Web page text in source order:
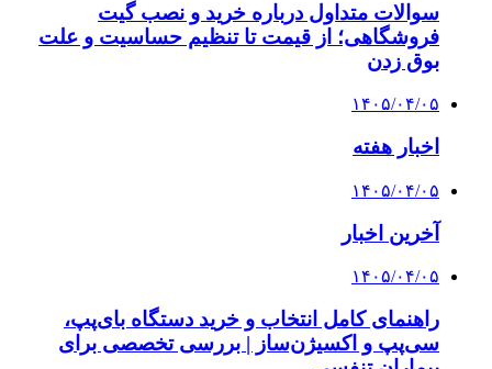
سوالات متداول درباره خرید و نصب گیت
فروشگاهی؛ از قیمت تا تنظیم حساسیت و علت
بوق زدن
۱۴۰۵/۰۴/۰۵
اخبار هفته
۱۴۰۵/۰۴/۰۵
آخرین اخبار
۱۴۰۵/۰۴/۰۵
راهنمای کامل انتخاب و خرید دستگاه بای‌پپ،
سی‌پپ و اکسیژن‌ساز | بررسی تخصصی برای